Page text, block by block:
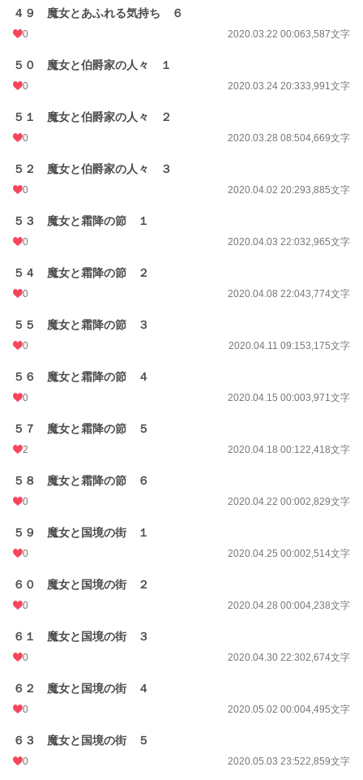
４９ 魔女とあふれる気持ち ６
0 2020.03.22 00:063,587文字
５０ 魔女と伯爵家の人々 １
0 2020.03.24 20:333,991文字
５１ 魔女と伯爵家の人々 ２
0 2020.03.28 08:504,669文字
５２ 魔女と伯爵家の人々 ３
0 2020.04.02 20:293,885文字
５３ 魔女と霜降の節 １
0 2020.04.03 22:032,965文字
５４ 魔女と霜降の節 ２
0 2020.04.08 22:043,774文字
５５ 魔女と霜降の節 ３
0 2020.04.11 09:153,175文字
５６ 魔女と霜降の節 ４
0 2020.04.15 00:003,971文字
５７ 魔女と霜降の節 ５
2 2020.04.18 00:122,418文字
５８ 魔女と霜降の節 ６
0 2020.04.22 00:002,829文字
５９ 魔女と国境の街 １
0 2020.04.25 00:002,514文字
６０ 魔女と国境の街 ２
0 2020.04.28 00:004,238文字
６１ 魔女と国境の街 ３
0 2020.04.30 22:302,674文字
６２ 魔女と国境の街 ４
0 2020.05.02 00:004,495文字
６３ 魔女と国境の街 ５
0 2020.05.03 23:522,859文字